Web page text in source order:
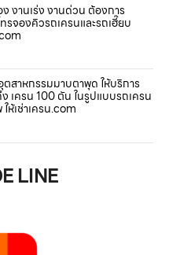
งานเร่ง งานด่วน ต้องการ
ทรจองคิวรถเครนและรถเฮี๊ยบ
สาหกรรมมาบตาพุด ให้บริการ
เครน 100 ตัน ในรูปแบบรถเครน
เช่าเครน.com
LINE